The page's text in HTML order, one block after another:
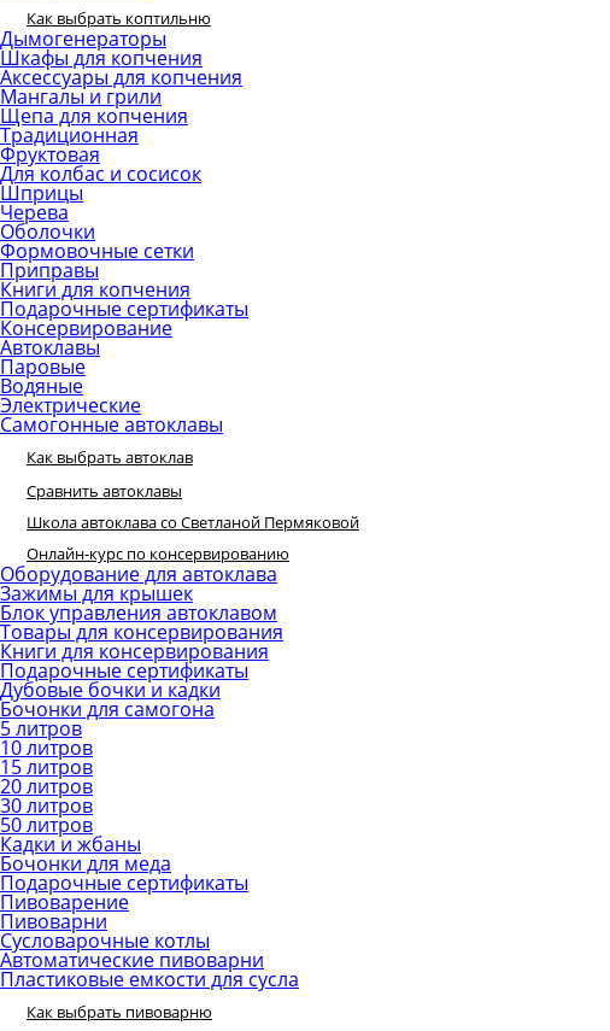
Как выбрать коптильню
Дымогенераторы
Шкафы для копчения
Аксессуары для копчения
Мангалы и грили
Щепа для копчения
Традиционная
Фруктовая
Для колбас и сосисок
Шприцы
Черева
Оболочки
Формовочные сетки
Приправы
Книги для копчения
Подарочные сертификаты
Консервирование
Автоклавы
Паровые
Водяные
Электрические
Самогонные автоклавы
Как выбрать автоклав
Сравнить автоклавы
Школа автоклава со Светланой Пермяковой
Онлайн-курс по консервированию
Оборудование для автоклава
Зажимы для крышек
Блок управления автоклавом
Товары для консервирования
Книги для консервирования
Подарочные сертификаты
Дубовые бочки и кадки
Бочонки для самогона
5 литров
10 литров
15 литров
20 литров
30 литров
50 литров
Кадки и жбаны
Бочонки для меда
Подарочные сертификаты
Пивоварение
Пивоварни
Сусловарочные котлы
Автоматические пивоварни
Пластиковые емкости для сусла
Как выбрать пивоварню